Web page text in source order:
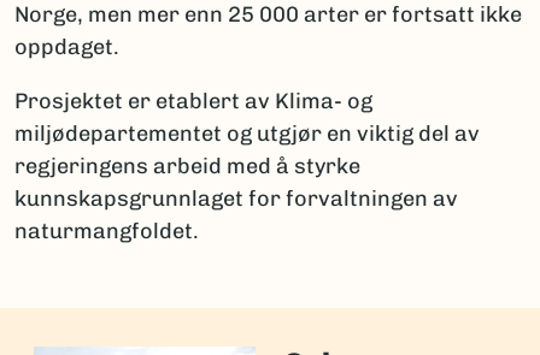
Norge, men mer enn 25 000 arter er fortsatt ikke
oppdaget.
Prosjektet er etablert av Klima- og
miljødepartementet og utgjør en viktig del av
regjeringens arbeid med å styrke
kunnskapsgrunnlaget for forvaltningen av
naturmangfoldet.